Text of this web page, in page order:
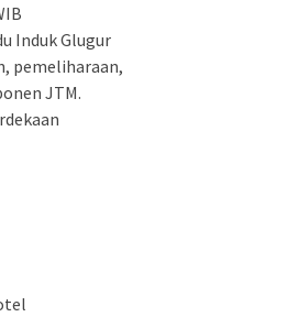
Induk Glugur
pemeliharaan,
JTM.